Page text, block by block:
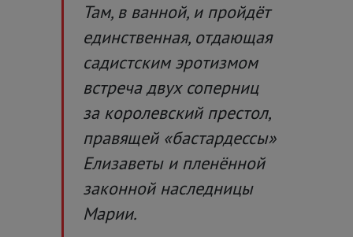
Там, в ванной, и пройдёт
единственная, отдающая
садистским эротизмом
встреча двух соперниц
за королевский престол,
правящей «бастардессы»
Елизаветы и пленённой
законной наследницы
Марии.